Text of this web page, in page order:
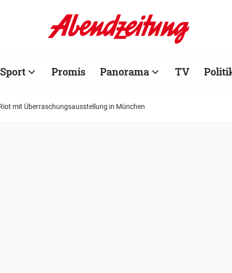
Sport Promis Panorama TV
mit Überraschungsausstellung in München